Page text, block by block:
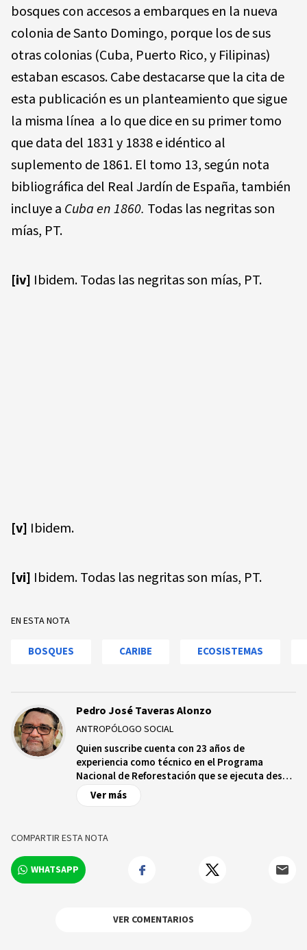
bosques con accesos a embarques en la nueva
colonia de Santo Domingo, porque los de sus
otras colonias (Cuba, Puerto Rico, y Filipinas)
estaban escasos. Cabe destacarse que la cita de
esta publicación es un planteamiento que sigue
la misma línea a lo que dice en su primer tomo
que data del 1831 y 1838 e idéntico al
suplemento de 1861. El tomo 13, según nota
bibliográfica del Real Jardín de España, también
incluye a Cuba en 1860. Todas las negritas son
mías, PT.
[iv] Ibidem. Todas las negritas son mías, PT.
[v] Ibidem.
[vi] Ibidem. Todas las negritas son mías, PT.
EN ESTA NOTA
BOSQUES CARIBE ECOSISTEMAS
Pedro José Taveras Alonzo
ANTROPÓLOGO SOCIAL
Quien suscribe cuenta con 23 años de
experiencia como técnico en el Programa
Nacional de Reforestación que se ejecuta desde
el 1997 en República Dominicana.
Ver más
COMPARTIR ESTA NOTA
WHATSAPP
VER COMENTARIOS